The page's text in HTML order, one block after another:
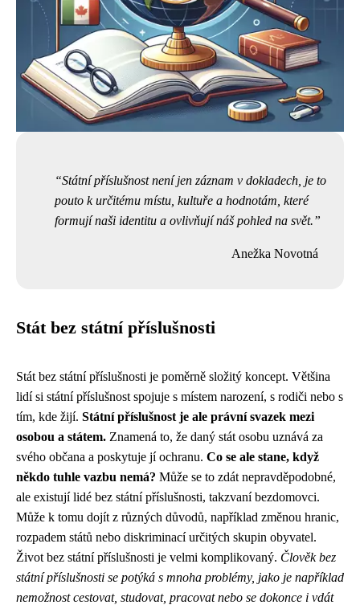
Státní příslušnost není jen záznam v dokladech, je to
pouto k určitému místu, kultuře a hodnotám, které
formují naši identitu a ovlivňují náš pohled na svět.
Anežka Novotná
Stát bez státní příslušnosti
Stát bez státní příslušnosti je poměrně složitý koncept. Většina
lidí si státní příslušnost spojuje s místem narození, s rodiči nebo s
tím, kde žijí. Státní příslušnost je ale právní svazek mezi
osobou a státem. Znamená to, že daný stát osobu uznává za
svého občana a poskytuje jí ochranu. Co se ale stane, když
někdo tuhle vazbu nemá? Může se to zdát nepravděpodobné,
ale existují lidé bez státní příslušnosti, takzvaní bezdomovci.
Může k tomu dojít z různých důvodů, například změnou hranic,
rozpadem států nebo diskriminací určitých skupin obyvatel.
Život bez státní příslušnosti je velmi komplikovaný. Člověk bez
státní příslušnosti se potýká s mnoha problémy, jako je například
nemožnost cestovat, studovat, pracovat nebo se dokonce i vdát